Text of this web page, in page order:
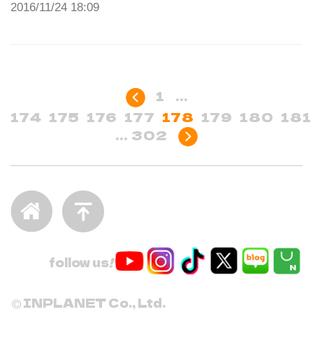
2016/11/24 18:09
1
...
174 175 176 177 178 179 180 181
... 302
follow us!
INPLANET Co., Ltd.